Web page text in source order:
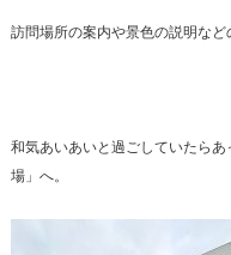
訪問場所の案内や景色の説明など
和気あいあいと過ごしていたら
場」へ。